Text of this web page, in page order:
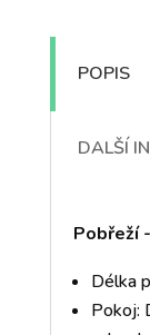
POPIS
DALŠÍ
Pobřeží
Délka
Pokoj: